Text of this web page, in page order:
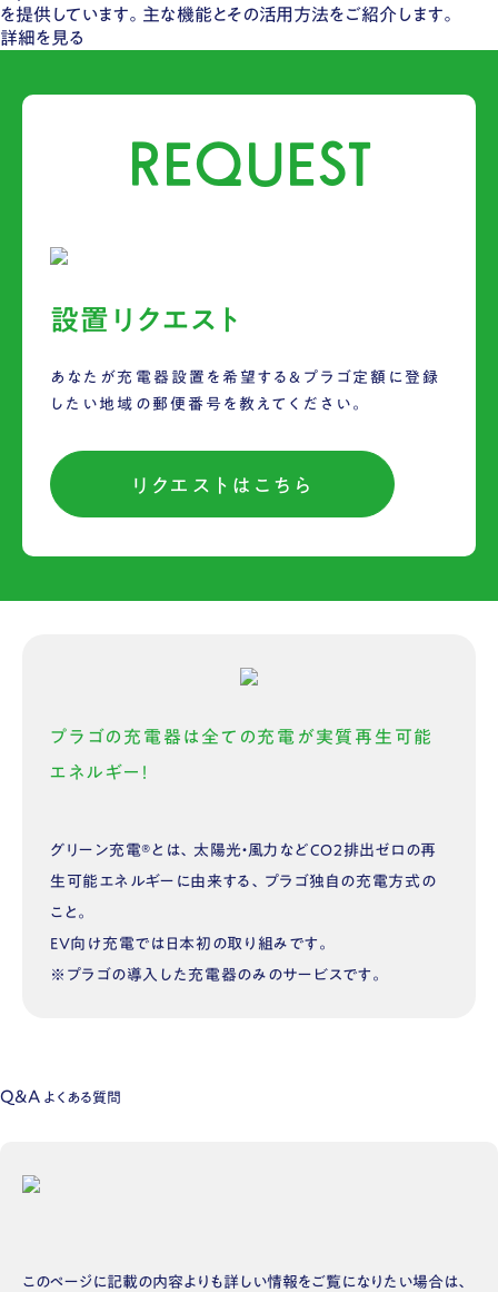
を提供しています。​主な機能とその活用方法をご紹介します。
詳細を見る
REQUEST
設置リクエスト
あなたが充電器設置を希望する&プラゴ定額に登録
したい地域の郵便番号を教えてください。
リクエストはこちら
プラゴの充電器は全ての充電が実質再生可能
エネルギー！
グリーン充電®︎とは、太陽光・風力などCO2排出ゼロの再
生可能エネルギーに由来する、プラゴ独自の充電方式の
こと。
EV向け充電では日本初の取り組みです。
※プラゴの導入した充電器のみのサービスです。
Q&A よくある質問
このページに記載の内容よりも詳しい情報をご覧になりたい場合は、